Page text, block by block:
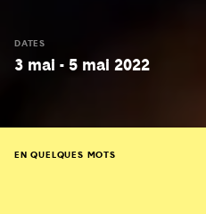
DATES
3 mai - 5 mai 2022
EN QUELQUES MOTS